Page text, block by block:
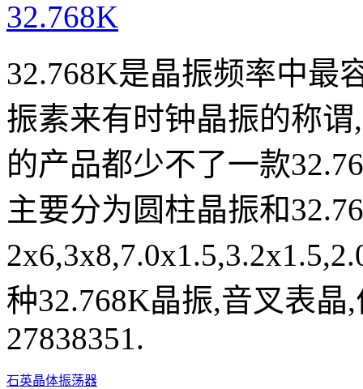
32.768K是晶振频率中最
振素来有时钟晶振的称
的产品都少不了一款
主要分为圆柱晶振和
种32.768K晶振,音叉表晶
27838351.
石英晶体振荡器